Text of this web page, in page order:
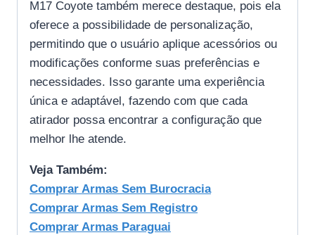
M17 Coyote também merece destaque, pois ela
oferece a possibilidade de personalização,
permitindo que o usuário aplique acessórios ou
modificações conforme suas preferências e
necessidades. Isso garante uma experiência
única e adaptável, fazendo com que cada
atirador possa encontrar a configuração que
melhor lhe atende.
Veja Também:
Comprar Armas Sem Burocracia
Comprar Armas Sem Registro
Comprar Armas Paraguai